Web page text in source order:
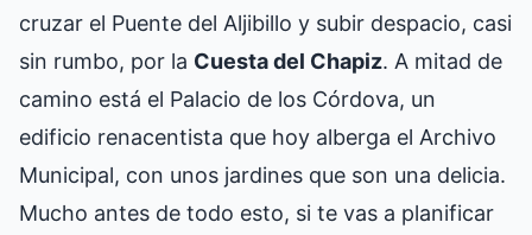
cruzar el Puente del Aljibillo y subir despacio, casi
sin rumbo, por la Cuesta del Chapiz. A mitad de
camino está el Palacio de los Córdova, un
edificio renacentista que hoy alberga el Archivo
Municipal, con unos jardines que son una delicia.
Mucho antes de todo esto, si te vas a planificar